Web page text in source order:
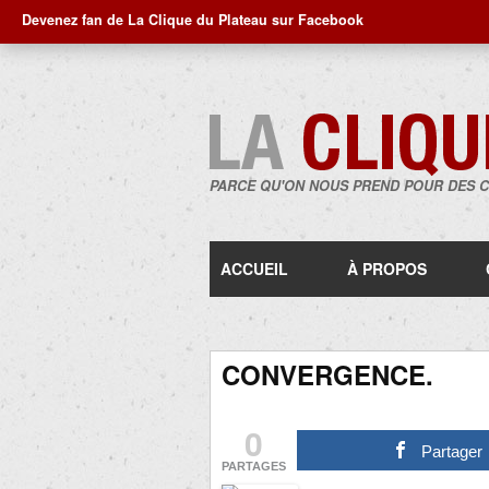
Devenez fan de La Clique du Plateau sur Facebook
PARCE QU'ON NOUS PREND POUR DES
ACCUEIL À PROPOS
CONVERGENCE.
0
PARTAGES
Partager